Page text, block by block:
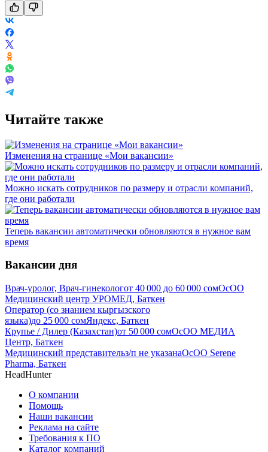
Читайте также
Изменения на странице «Мои вакансии»
Можно искать сотрудников по размеру и отрасли компаний,
где они работали
Теперь вакансии автоматически обновляются в нужное вам
время
Вакансии дня
Врач-уролог, Врач-гинекологот 40 000 до 60 000 сомОсОО
Медицинский центр УРОМЕД, Баткен
Оператор (со знанием кыргызского
языка)до 25 000 сомЯндекс, Баткен
Крупье / Дилер (Казахстан)от 50 000 сомОсОО МЕДИА
Центр, Баткен
Медицинский представительз/п не указанаОсОО Serene
Pharma, Баткен
HeadHunter
О компании
Помощь
Наши вакансии
Реклама на сайте
Требования к ПО
Каталог компаний